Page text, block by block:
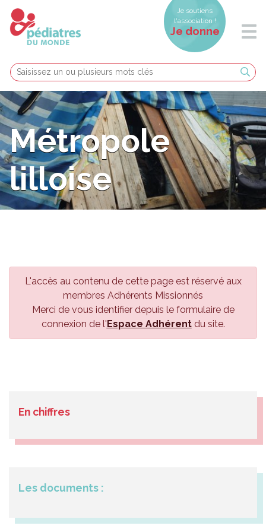
Je soutiens
l'association !
Je donne
Métropole
lilloise
L'accès au contenu de cette page est réservé aux
membres Adhérents Missionnés
Merci de vous identifier depuis le formulaire de
connexion de l'Espace Adhérentdu site.
En chiffres
Les documents :